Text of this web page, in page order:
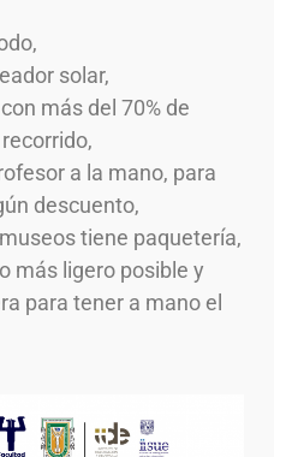
solar,
más del 70% de
a la mano, para
descuento,
tiene paquetería,
más ligero posible y
para tener a mano el